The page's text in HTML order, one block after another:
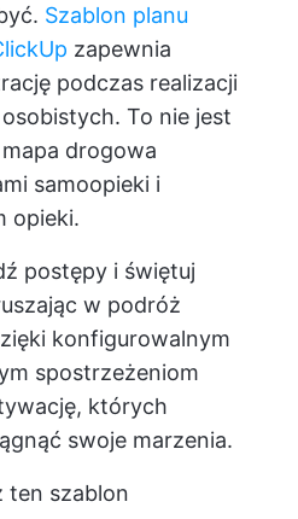
Szablon planu
zapewnia
podczas realizacji
To nie jest
drogowa
samoopieki i
opieki.
postępy i świętuj
w podróż
konfigurowalnym
spostrzeżeniom
których
swoje marzenia.
ten szablon